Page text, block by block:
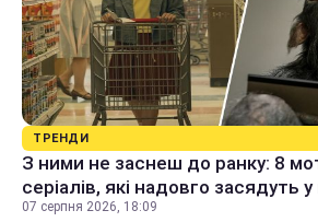
ТРЕНДИ
З ними не заснеш до ранку: 8
серіалів, які надовго засядуть у
07 серпня 2026, 18:09